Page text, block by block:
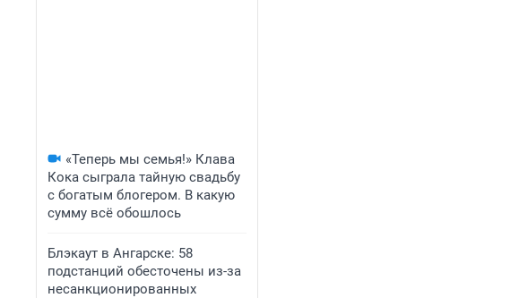
«Теперь мы семья!» Клава
Кока сыграла тайную свадьбу
с богатым блогером. В какую
сумму всё обошлось
Блэкаут в Ангарске: 58
подстанций обесточены из-за
несанкционированных